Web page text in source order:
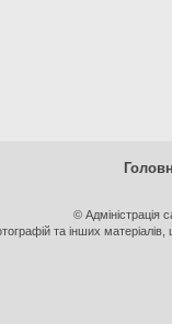
© Адміністрація
та інших матеріалів,